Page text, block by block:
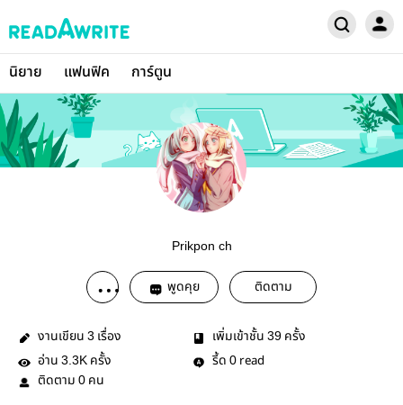
นิยาย แฟนฟิค การ์ตูน
Prikpon ch
พูดคุย ติดตาม
งานเขียน 3 เรื่อง เพิ่มเข้าชั้น 39 ครั้ง
อ่าน 3.3K ครั้ง รี้ด 0 read
ติดตาม 0 คน